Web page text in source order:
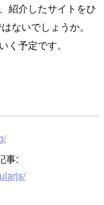
紹介したサイトをひ
ないでしょうか。
予定です。
事: